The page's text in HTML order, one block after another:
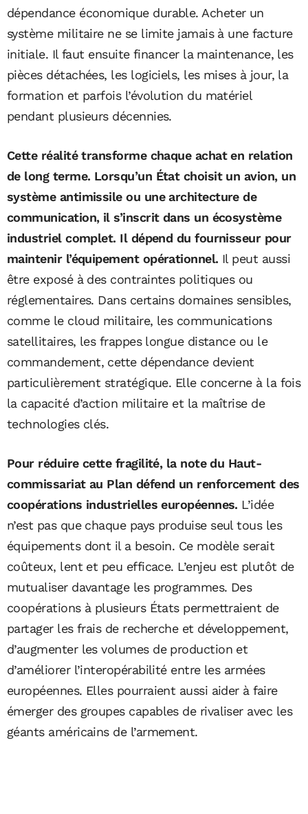
dépendance économique durable. Acheter un
système militaire ne se limite jamais à une facture
initiale. Il faut ensuite financer la maintenance, les
pièces détachées, les logiciels, les mises à jour, la
formation et parfois l’évolution du matériel
pendant plusieurs décennies.
Cette réalité transforme chaque achat en relation
de long terme. Lorsqu’un État choisit un avion, un
système antimissile ou une architecture de
communication, il s’inscrit dans un écosystème
industriel complet. Il dépend du fournisseur pour
maintenir l’équipement opérationnel. Il peut aussi
être exposé à des contraintes politiques ou
réglementaires. Dans certains domaines sensibles,
comme le cloud militaire, les communications
satellitaires, les frappes longue distance ou le
commandement, cette dépendance devient
particulièrement stratégique. Elle concerne à la fois
la capacité d’action militaire et la maîtrise de
technologies clés.
Pour réduire cette fragilité, la note du Haut-
commissariat au Plan défend un renforcement des
coopérations industrielles européennes. L’idée
n’est pas que chaque pays produise seul tous les
équipements dont il a besoin. Ce modèle serait
coûteux, lent et peu efficace. L’enjeu est plutôt de
mutualiser davantage les programmes. Des
coopérations à plusieurs États permettraient de
partager les frais de recherche et développement,
d’augmenter les volumes de production et
d’améliorer l’interopérabilité entre les armées
européennes. Elles pourraient aussi aider à faire
émerger des groupes capables de rivaliser avec les
géants américains de l’armement.